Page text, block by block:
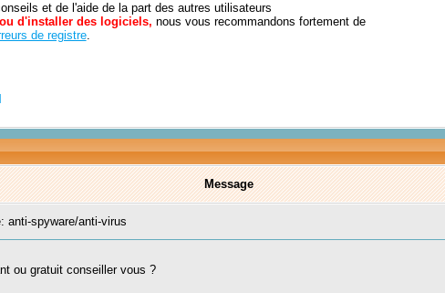
et de l'aide de la part des autres utilisateurs
d'installer des logiciels, nous vous recommandons fortement de
de registre.
Message
anti-spyware/anti-virus
ou gratuit conseiller vous ?